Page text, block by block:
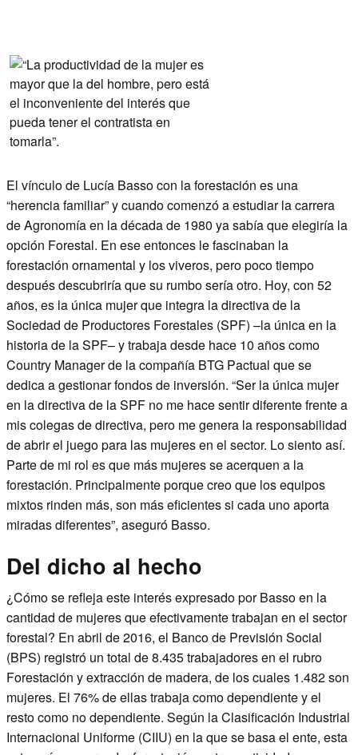
El vínculo de Lucía Basso con la forestación es una
“herencia familiar” y cuando comenzó a estudiar la carrera
de Agronomía en la década de 1980 ya sabía que elegiría la
opción Forestal. En ese entonces le fascinaban la
forestación ornamental y los viveros, pero poco tiempo
después descubriría que su rumbo sería otro. Hoy, con 52
años, es la única mujer que integra la directiva de la
Sociedad de Productores Forestales (SPF) –la única en la
historia de la SPF– y trabaja desde hace 10 años como
Country Manager de la compañía BTG Pactual que se
dedica a gestionar fondos de inversión. “Ser la única mujer
en la directiva de la SPF no me hace sentir diferente frente a
mis colegas de directiva, pero me genera la responsabilidad
de abrir el juego para las mujeres en el sector. Lo siento así.
Parte de mi rol es que más mujeres se acerquen a la
forestación. Principalmente porque creo que los equipos
mixtos rinden más, son más eficientes si cada uno aporta
miradas diferentes”, aseguró Basso.
Del dicho al hecho
¿Cómo se refleja este interés expresado por Basso en la
cantidad de mujeres que efectivamente trabajan en el sector
forestal? En abril de 2016, el Banco de Previsión Social
(BPS) registró un total de 8.435 trabajadores en el rubro
Forestación y extracción de madera, de los cuales 1.482 son
mujeres. El 76% de ellas trabaja como dependiente y el
resto como no dependiente. Según la Clasificación Industrial
Internacional Uniforme (CIIU) en la que se basa el ente, esta